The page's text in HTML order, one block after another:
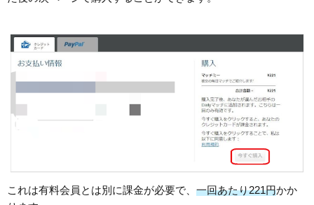
これは有料会員とは別に課金が必要で、 一回あたり221円かか